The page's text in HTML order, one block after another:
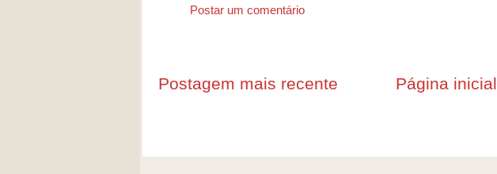
Postar um comentário
Postagem mais recente Página inicial